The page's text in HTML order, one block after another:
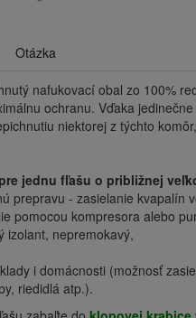
Otázka
nafukovací obal zo 100%
ochranu. Vďaka
niektorej z týchto
jednu fľašu o približnej
prepravu - zasielanie kvapalín
pomocou kompresora alebo
izolant, nepremokavý,
i domácnosti (možnosť
riedidlá atp.).